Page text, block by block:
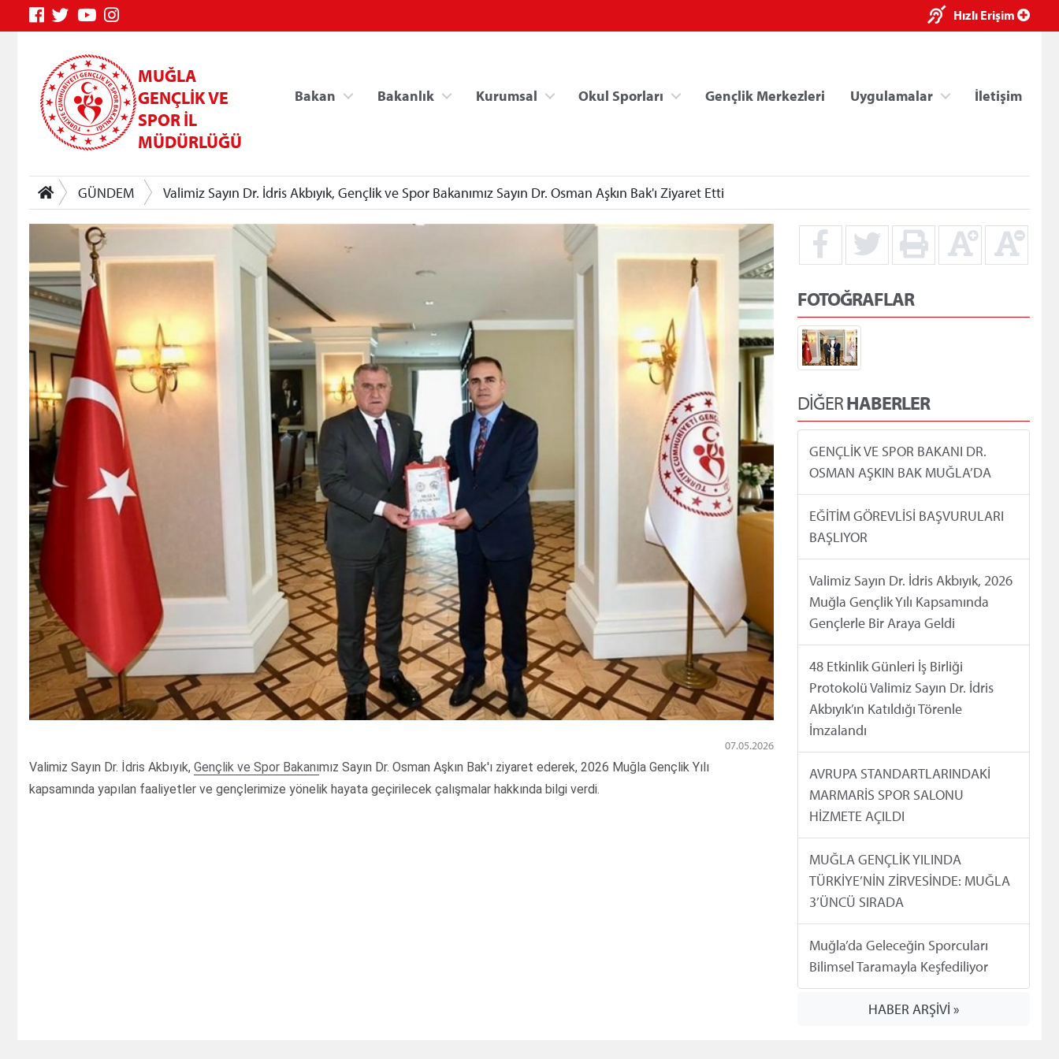
Hızlı Erişim
MUĞLA
GENÇLİK VE
SPOR İL
MÜDÜRLÜĞÜ
Bakan Bakanlık Kurumsal Okul Sporları Gençlik Merkezleri Uygulamalar İletişim
GÜNDEM Valimiz Sayın Dr. İdris Akbıyık, Gençlik ve Spor Bakanımız Sayın Dr. Osman Aşkın Bak'ı Ziyaret Etti
07.05.2026
Valimiz Sayın Dr. İdris Akbıyık, Gençlik ve Spor Bakanımız Sayın Dr. Osman Aşkın Bak'ı ziyaret ederek, 2026 Muğla Gençlik Yılı
kapsamında yapılan faaliyetler ve gençlerimize yönelik hayata geçirilecek çalışmalar hakkında bilgi verdi.
FOTOĞRAFLAR
DİĞERHABERLER
GENÇLİK VE SPOR BAKANI DR.
OSMAN AŞKIN BAK MUĞLA’DA
EĞİTİM GÖREVLİSİ BAŞVURULARI
BAŞLIYOR
Valimiz Sayın Dr. İdris Akbıyık, 2026
Muğla Gençlik Yılı Kapsamında
Gençlerle Bir Araya Geldi
48 Etkinlik Günleri İş Birliği
Protokolü Valimiz Sayın Dr. İdris
Akbıyık’ın Katıldığı Törenle
İmzalandı
AVRUPA STANDARTLARINDAKİ
MARMARİS SPOR SALONU
HİZMETE AÇILDI
MUĞLA GENÇLİK YILINDA
TÜRKİYE’NİN ZİRVESİNDE: MUĞLA
3’ÜNCÜ SIRADA
Muğla’da Geleceğin Sporcuları
Bilimsel Taramayla Keşfediliyor
HABER ARŞİVİ »
×
Genç Bilgi Sistemi Spor Bilgi Sistemi Kredi/Yurt İşlemleri